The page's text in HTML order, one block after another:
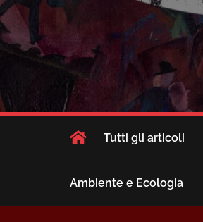
Tutti gli articoli
Ambiente e Ecologia